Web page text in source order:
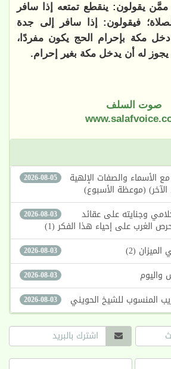
ممَّن يقولون: ينقطع تمتعه إذا سافر
فيقولون: إذا سافر إلى جدة
دخل مكة بإحرام الحج يكون مفردًا،
يجوز له أن يدخل مكة بغير إحرام.
صوت السلف
2026-08-05 مع الأسماء والصفات الإلهية
2026-08-03 وجنايته على عقائد
2026-08-03 (2)
2026-08-03 واليوم
2026-08-03 المنسوب للشيخ الحويني